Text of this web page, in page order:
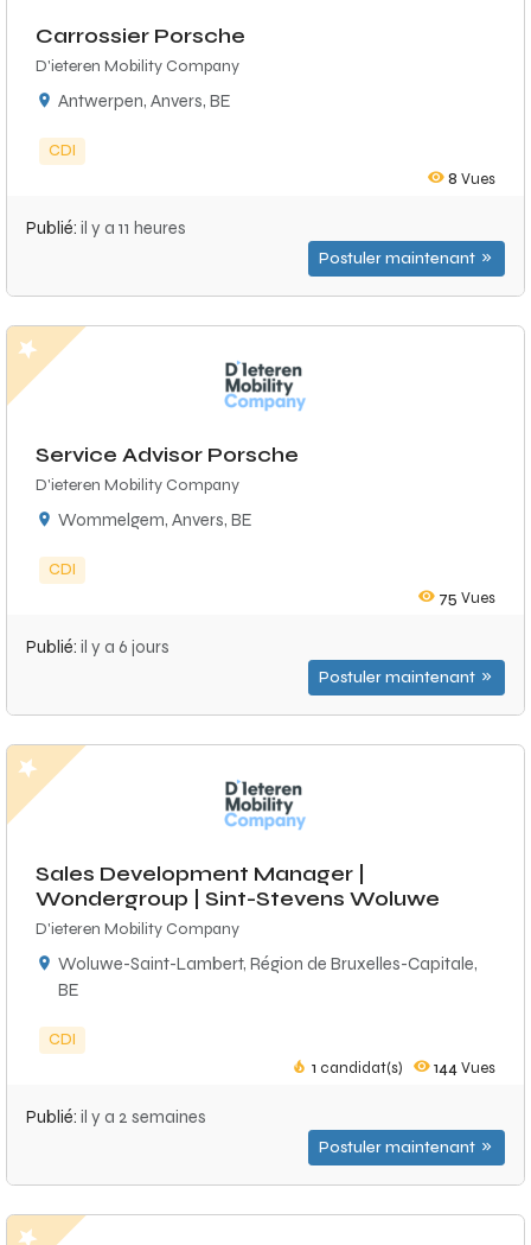
Carrossier Porsche
D'ieteren Mobility Company
Antwerpen, Anvers, BE
CDI
8 Vues
Publié: il y a 11 heures
Postuler maintenant
Service Advisor Porsche
D'ieteren Mobility Company
Wommelgem, Anvers, BE
CDI
75 Vues
Publié: il y a 6 jours
Postuler maintenant
Sales Development Manager |
Wondergroup | Sint-Stevens Woluwe
D'ieteren Mobility Company
Woluwe-Saint-Lambert, Région de Bruxelles-Capitale,
BE
CDI
1 candidat(s) 144Vues
Publié: il y a 2 semaines
Postuler maintenant